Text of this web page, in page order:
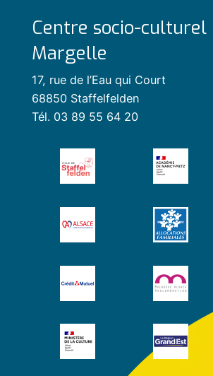
Centre socio-culturel
Margelle
17, rue de l’Eau qui Court
68850 Staffelfelden
Tél. 03 89 55 64 20